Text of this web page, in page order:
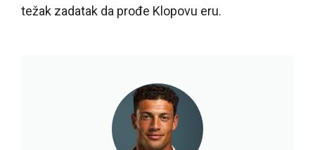
težak zadatak da prođe Klopovu eru.